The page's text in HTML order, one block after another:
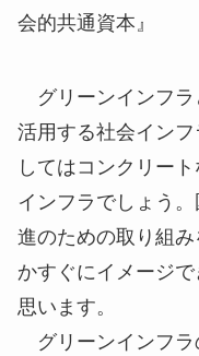
会的共通資本』
グリーンインフラ
活用する社会イン
してはコンクリー
インフラでしょう
進のための取り組
かすぐにイメージ
思います。
グリーンインフラ